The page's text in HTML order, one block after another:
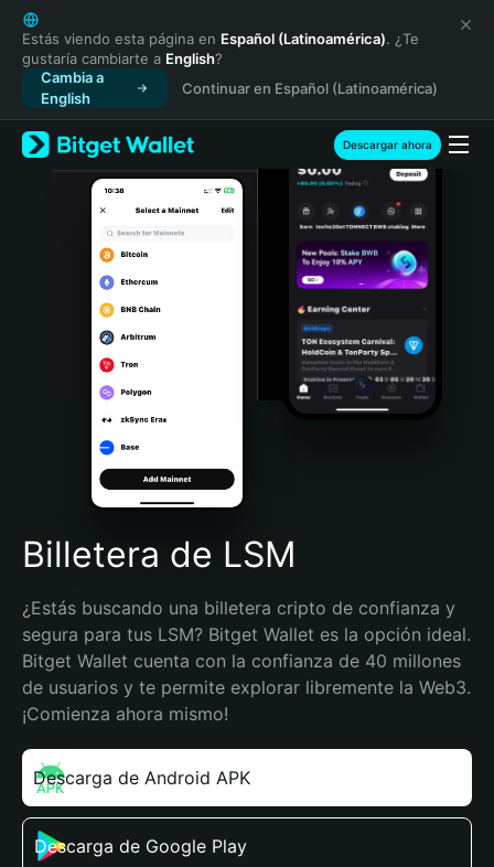
English
日本語
Tiếng Việt
Русский
Español (Latinoamérica)
Türkçe
Italiano
Português (Portugal)
Bahasa Indonesia
Português (Brasil)
Español (Argentina)
Estás viendo esta página en Español (Latinoamérica). ¿Te
gustaría cambiarte a English?
Cambia a
English
Continuar en Español (Latinoamérica)
Descargar ahora
Billetera de LSM
¿Estás buscando una billetera cripto de confianza y
segura para tus LSM? Bitget Wallet es la opción ideal.
Bitget Wallet cuenta con la confianza de 40 millones
de usuarios y te permite explorar libremente la Web3.
¡Comienza ahora mismo!
Descarga de Android APK
Descarga de Google Play